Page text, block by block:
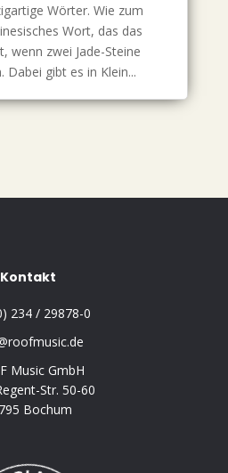
Wörter. Wie zum
Wort, das das
wenn zwei Jade-Steine
Dabei gibt es in Klein...
Kontakt
234 / 29878-0
Music GmbH
Str. 50-60
Bochum